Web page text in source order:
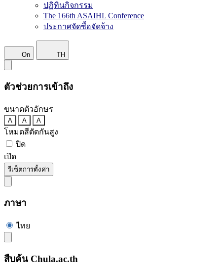
ปฏิทินกิจกรรม
The 166th ASAIHL Conference
ประกาศจัดซื้อจัดจ้าง
On TH
ตัวช่วยการเข้าถึง
ขนาดตัวอักษร
A A A
โหมดสีตัดกันสูง
ปิด
เปิด
รีเซ็ตการตั้งค่า
ภาษา
ไทย
สืบค้น Chula.ac.th